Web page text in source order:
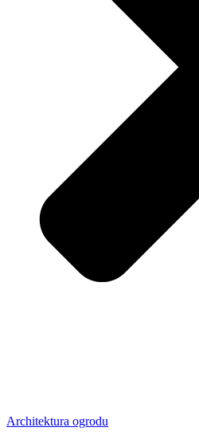
Architektura ogrodu